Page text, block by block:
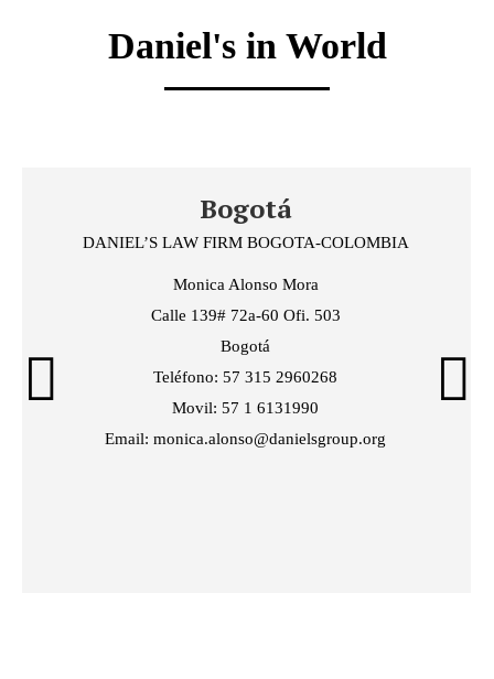
Daniel's in World
Bogotá
DANIEL’S LAW FIRM BOGOTA-COLOMBIA
Monica Alonso Mora
Calle 139# 72a-60 Ofi. 503
Bogotá
Teléfono: 57 315 2960268
Movil: 57 1 6131990
Email: monica.alonso@danielsgroup.org